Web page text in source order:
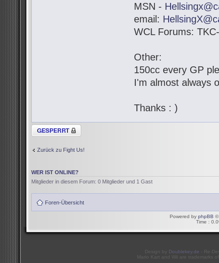
MSN -
email:
WCL Forums:
Other:
150cc every GP
I'm almost always
Thanks : )
Thema gesperrt
Zurück zu Fight Us!
WER IST ONLINE?
Mitglieder in diesem Forum: 0 Mitglieder und 1 Gast
Foren-Übersicht
Powered by phpBB ©
Time :
Design by Doublekey.de - Re-
Mario Kart and Wii are trademarks